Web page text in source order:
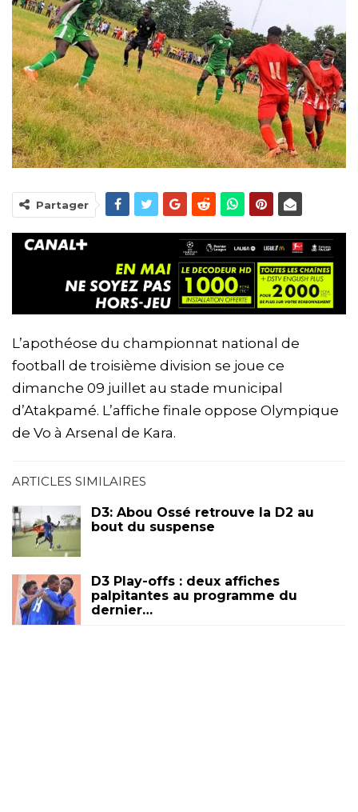
Partager
L’apothéose du championnat national de
football de troisième division se joue ce
dimanche 09 juillet au stade municipal
d’Atakpamé. L’affiche finale oppose Olympique
de Vo à Arsenal de Kara.
ARTICLES SIMILAIRES
D3: Abou Ossé retrouve la D2 au
bout du suspense
D3 Play-offs : deux affiches
palpitantes au programme du
dernier…